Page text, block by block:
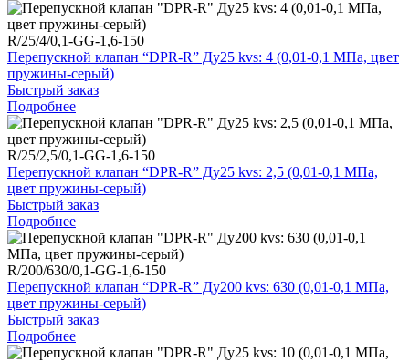
R/25/4/0,1-GG-1,6-150
Перепускной клапан “DPR-R” Ду25 kvs: 4 (0,01-0,1 МПа, цвет
пружины-серый)
Быстрый заказ
Подробнее
R/25/2,5/0,1-GG-1,6-150
Перепускной клапан “DPR-R” Ду25 kvs: 2,5 (0,01-0,1 МПа,
цвет пружины-серый)
Быстрый заказ
Подробнее
R/200/630/0,1-GG-1,6-150
Перепускной клапан “DPR-R” Ду200 kvs: 630 (0,01-0,1 МПа,
цвет пружины-серый)
Быстрый заказ
Подробнее